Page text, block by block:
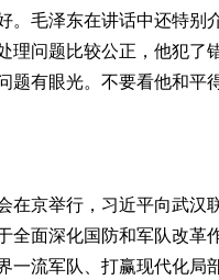
。毛泽东在讲话中还特别
理问题比较公正，他犯
题有眼光。不要看他和平
京举行，习近平向武汉
全面深化国防和军队改
一流军队、打赢现代化局